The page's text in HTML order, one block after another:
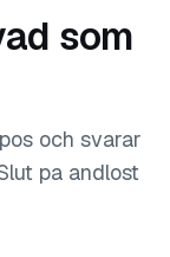
som
och svarar
pa andlost